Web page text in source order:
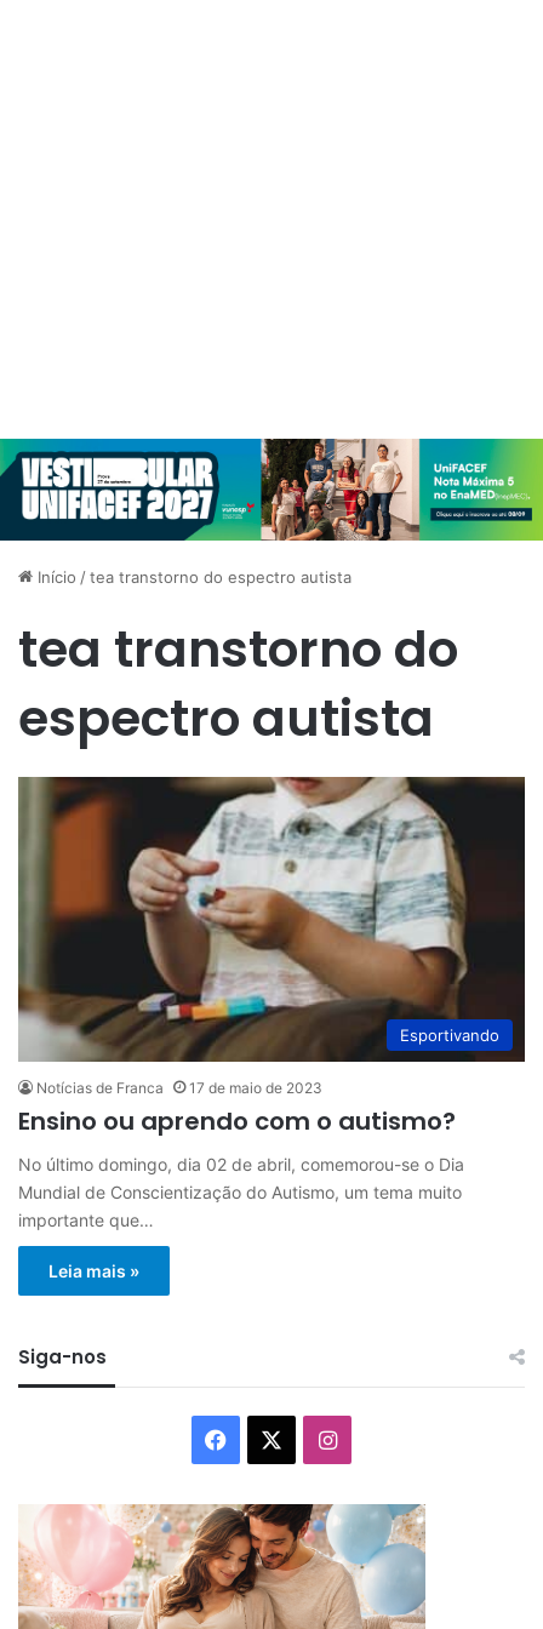
Início /tea transtorno do espectro autista
tea transtorno do
espectro autista
Esportivando
Notícias de Franca 17 de maio de 2023
Ensino ou aprendo com o autismo?
No último domingo, dia 02 de abril, comemorou-se o Dia
Mundial de Conscientização do Autismo, um tema muito
importante que…
Leia mais »
Siga-nos
Facebook Instagram